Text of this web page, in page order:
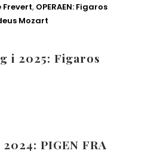
Frevert, OPERAEN: Figaros
Mozart
i 2025: Figaros
PIGEN FRA